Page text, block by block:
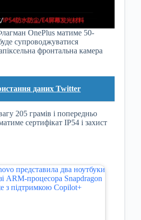
OnePlus матиме 50-
супроводжуватися
фронтальна камера
даних Twitter
205 грамів і попередньо
сертифікат IP54 і захист